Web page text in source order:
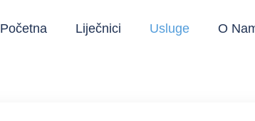
Početna Liječnici Usluge O